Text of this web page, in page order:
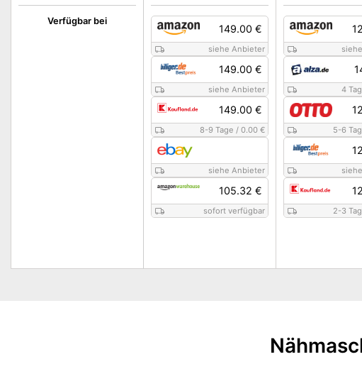
Verfügbar bei
149.00 €
siehe Anbieter
149.00 €
siehe Anbieter
149.00 €
8-9 Tage /0.00 €
siehe Anbieter
105.32 €
sofort verfügbar
4
5-6
2-3